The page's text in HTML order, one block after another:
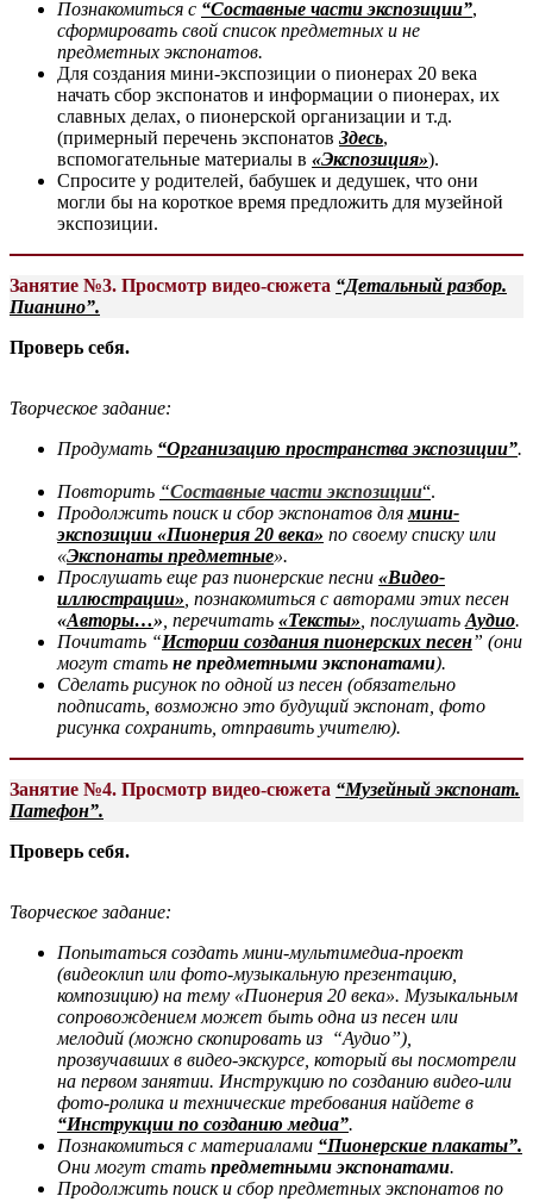
Познакомиться с “Составные части экспозиции”,
сформировать свой список предметных и не
предметных экспонатов.
Для создания мини-экспозиции о пионерах 20 века
начать сбор экспонатов и информации о пионерах, их
славных делах, о пионерской организации и т.д.
(примерный перечень экспонатов Здесь,
вспомогательные материалы в «Экспозиция»).
Спросите у родителей, бабушек и дедушек, что они
могли бы на короткое время предложить для музейной
экспозиции.
Занятие №3. Просмотр видео-сюжета “Детальный разбор.
Пианино”.
Проверь себя.
Творческое задание:
Продумать “Организацию пространства экспозиции”.
Повторить “Составные части экспозиции“.
Продолжить поиск и сбор экспонатов длямини-
экспозиции «Пионерия 20 века» по своему списку или
«Экспонаты предметные».
Прослушать еще раз пионерские песни «Видео-
иллюстрации» , познакомиться с авторами этих песен
«Авторы…» , перечитать «Тексты» , послушать Аудио.
Почитать “Истории создания пионерских песен” (они
могут стать не предметными экспонатами).
Сделать рисунок по одной из песен (обязательно
подписать, возможно это будущий экспонат, фото
рисунка сохранить, отправить учителю).
Занятие №4. Просмотр видео-сюжета “Музейный экспонат.
Патефон”.
Проверь себя.
Творческое задание:
Попытаться создать мини-мультимедиа-проект
(видеоклип или фото-музыкальную презентацию,
композицию) на тему «Пионерия 20 века». Музыкальным
сопровождением может быть одна из песен или
мелодий (можно скопировать из “Аудио”)
прозвучавших в видео-экскурсе, который вы посмотрели
на первом занятии. Инструкцию по созданию видео-или
фото-ролика и технические требования найдете в
“Инструкции по созданию медиа”.
Познакомиться с материалами “Пионерские плакаты”.
Они могут стать предметными экспонатами.
Продолжить поиск и сбор предметных экспонатов по